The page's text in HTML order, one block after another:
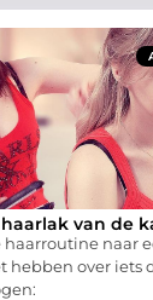
van de
haarroutine naar
hebben over iets